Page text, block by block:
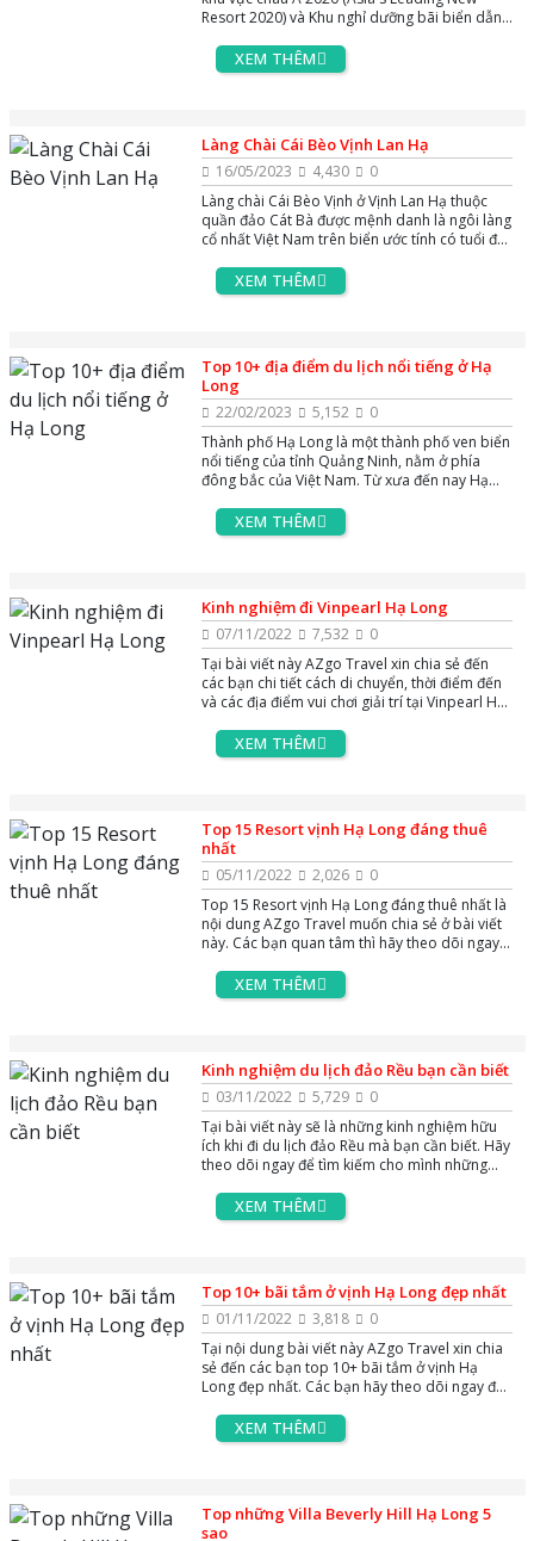
Resort 2020) và Khu nghỉ dưỡng bãi biển dẫn
Hotel 2020) bởi Tổ chức World Travel Awards
danh tiếng - Tuyệt tác nghỉ dưỡng 5 sao
ôm tầm nhìn bao trọn vịnh Di sản. Hãy cùng
AZgo Travel khám phá khu nghỉ dưỡng độc
đáo này xem có gì đáng trải nghiệm các bạn
nhé !
XEM THÊM
Làng Chài Cái Bèo Vịnh Lan Hạ
16/05/2023 4,430
0
Làng chài Cái Bèo Vịnh ở Vịnh Lan Hạ thuộc
quần đảo Cát Bà được mệnh danh là ngôi làng
cổ nhất Việt Nam trên biển ước tính có tuổi đời
tiếng bậc nhất tại quần đảo Cát Bà. Vậy Làng
chài Cái Bèo ở Vịnh Lan Hạ có những đặc điểm
XEM THÊM
Top 10+ địa điểm du lịch nổi tiếng ở Hạ
Long
22/02/2023 5,152
0
Thành phố Hạ Long là một thành phố ven biển
nổi tiếng của tỉnh Quảng Ninh, nằm ở phía
đông bắc của Việt Nam. Từ xưa đến nay Hạ
bởi những địa điểm du lịch nổi tiềng ở Hạ
Long. Hãy cùng AZgo Travel khám phá Hạ
XEM THÊM
Kinh nghiệm đi Vinpearl Hạ Long
07/11/2022 7,532
0
Tại bài viết này AZgo Travel xin chia sẻ đến
các bạn chi tiết cách di chuyển, thời điểm đến
và các địa điểm vui chơi giải trí tại Vinpearl Hạ
tìm hiểu thông tin nhé
XEM THÊM
Top 15 Resort vịnh Hạ Long đáng thuê
nhất
05/11/2022 2,026
0
Top 15 Resort vịnh Hạ Long đáng thuê nhất là
nội dung AZgo Travel muốn chia sẻ ở bài viết
này. Các bạn quan tâm thì hãy theo dõi ngay
XEM THÊM
Kinh nghiệm du lịch đảo Rều bạn cần biết
03/11/2022 5,729
0
Tại bài viết này sẽ là những kinh nghiệm hữu
ích khi đi du lịch đảo Rều mà bạn cần biết. Hãy
theo dõi ngay để tìm kiếm cho mình những
XEM THÊM
Top 10+ bãi tắm ở vịnh Hạ Long đẹp nhất
01/11/2022 3,818
0
Tại nội dung bài viết này AZgo Travel xin chia
sẻ đến các bạn top 10+ bãi tắm ở vịnh Hạ
Long đẹp nhất. Các bạn hãy theo dõi ngay để
XEM THÊM
Top những Villa Beverly Hill Hạ Long 5
sao